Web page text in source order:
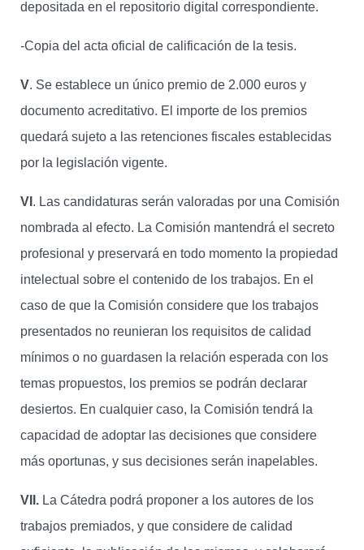
depositada en el repositorio digital correspondiente.
-Copia del acta oficial de calificación de la tesis.
V. Se establece un único premio de 2.000 euros y
documento acreditativo. El importe de los premios
quedará sujeto a las retenciones fiscales establecidas
por la legislación vigente.
VI . Las candidaturas serán valoradas por una Comisión
nombrada al efecto. La Comisión mantendrá el secreto
profesional y preservará en todo momento la propiedad
intelectual sobre el contenido de los trabajos. En el
caso de que la Comisión considere que los trabajos
presentados no reunieran los requisitos de calidad
mínimos o no guardasen la relación esperada con los
temas propuestos, los premios se podrán declarar
desiertos. En cualquier caso, la Comisión tendrá la
capacidad de adoptar las decisiones que considere
más oportunas, y sus decisiones serán inapelables.
VII. La Cátedra podrá proponer a los autores de los
trabajos premiados, y que considere de calidad